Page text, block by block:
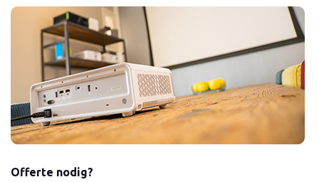
Offerte nodig?